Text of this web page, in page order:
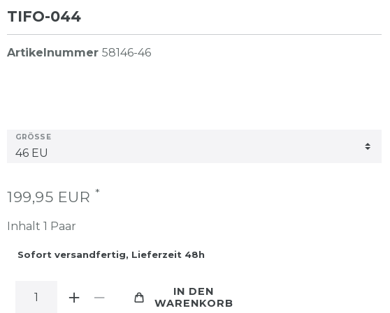
TIFO-044
Artikelnummer 58146-46
GRÖSSE
199,95 EUR *
Inhalt 1 Paar
Sofort versandfertig, Lieferzeit 48h
IN DEN
WARENKORB